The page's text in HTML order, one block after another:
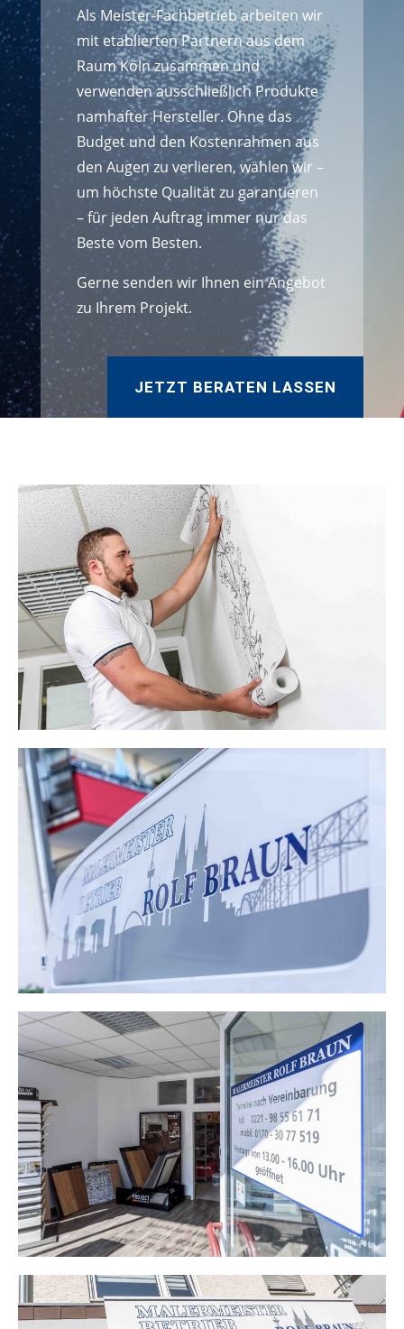
Als Meister-Fachbetrieb arbeiten wir
mit etablierten Partnern aus dem
Raum Köln zusammen und
verwenden ausschließlich Produkte
namhafter Hersteller. Ohne das
Budget und den Kostenrahmen aus
den Augen zu verlieren, wählen wir –
um höchste Qualität zu garantieren
– für jeden Auftrag immer nur das
Beste vom Besten.
Gerne senden wir Ihnen ein Angebot
zu Ihrem Projekt.
JETZT BERATEN LASSEN